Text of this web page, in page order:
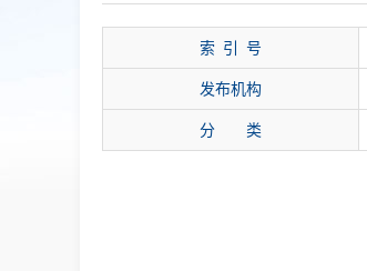
索 引 号
发布机构
分 类